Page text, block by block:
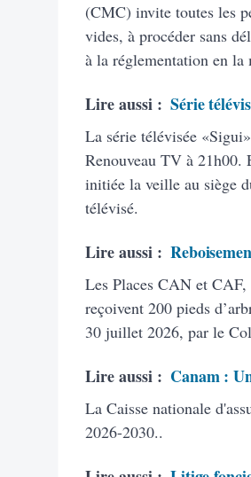
(CMC) invite toutes les
vides, à procéder sans
à la réglementation en la
Lire aussi : Série
La série télévisée
Renouveau TV à 21h00.
initiée la veille au siège
télévisé.
Lire aussi :
Les Places CAN et
reçoivent 200 pieds
30 juillet 2026, par le
Lire aussi : Canam :
La Caisse nationale
2026-2030..